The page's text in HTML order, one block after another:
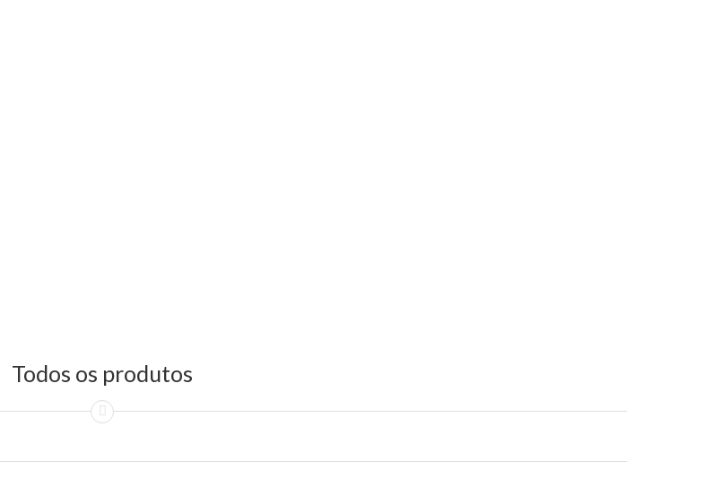
Todos os produtos